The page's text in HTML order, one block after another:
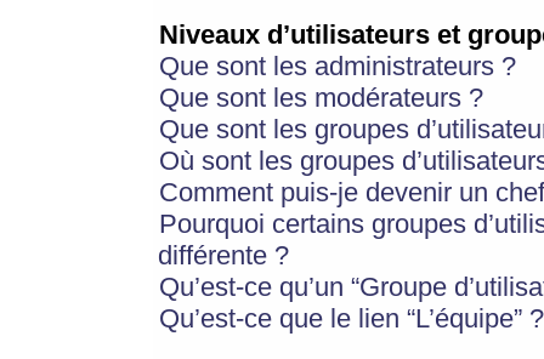
Niveaux d’utilisateurs et
Que sont les administrateurs ?
Que sont les modérateurs ?
Que sont les groupes
Où sont les groupes
Comment puis-je devenir un
Pourquoi certains groupes
différente ?
Qu’est-ce qu’un “Groupe
Qu’est-ce que le lien “L’équipe” ?